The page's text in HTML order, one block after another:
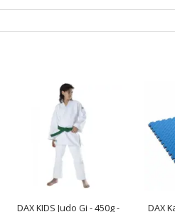
DAX KIDS Judo Gi - 450g -
DAX